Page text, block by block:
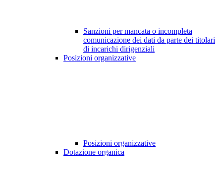
Sanzioni per mancata o incompleta
comunicazione dei dati da parte dei titolari
di incarichi dirigenziali
Posizioni organizzative
Posizioni organizzative
Dotazione organica